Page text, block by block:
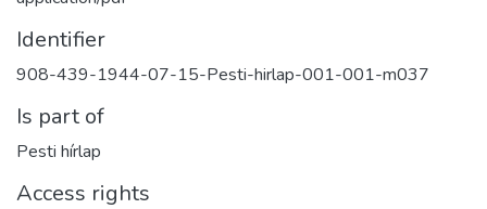
Identifier
908-439-1944-07-15-Pesti-hirlap-001-001-m037
Is part of
Pesti hírlap
Access rights